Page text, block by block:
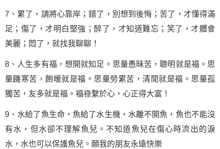
7、累了，請將心靠岸；錯了，別想到後悔；苦了，才懂得滿
足；傷了，才明白堅強；醉了，才知道難忘；笑了，才體會
美麗；悶了，就找我聊聊！
8、人生多有福，想開就知足。思量愚昧苦，聰明就是福。思
量饑寒苦，飽暖就是福。思量勞累苦，清閒就是福。思量孤
獨苦，友多就是福。福祿繫於心，心正得大富！
9、水給了魚生命，魚給了水生機，水離不開魚，魚也不能沒
有水，但水卻不理解魚兒。不知道魚兒在傷心時流出的淚
水，水也可以保護魚兒。願我的朋友永遠快樂